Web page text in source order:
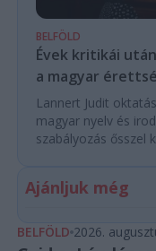
BELFÖLD
Évek kritikái
a magyar
Lannert Judit
magyar nyelv és
szabályozás ősszel
Ajánljuk még
BELFÖLD 2026.